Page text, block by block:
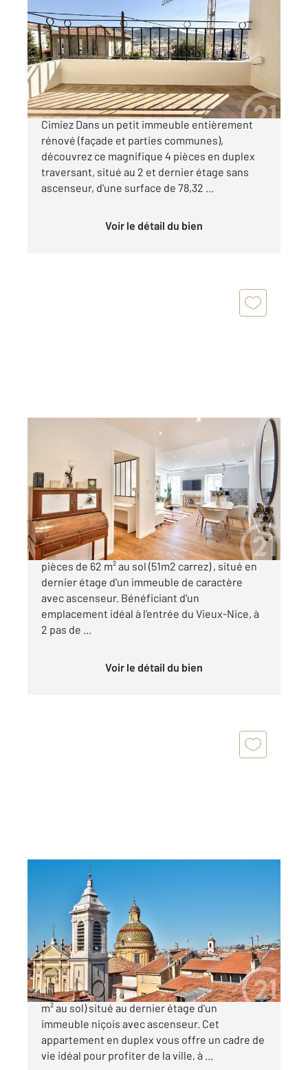
, 4 pièces
Ref : 2255
Appartement Duplex à vendre
495 000 €
Nice Bas Cimiez / Avenue des Arènes de
Cimiez Dans un petit immeuble entièrement
rénové (façade et parties communes),
découvrez ce magnifique 4 pièces en duplex
traversant, situé au 2 et dernier étage sans
ascenseur, d'une surface de 78,32 ...
Voir le détail du bien
, 2 pièces
Ref : 2194
Appartement F2 à vendre
440 000 €
NICE - QUAI DES ETATS UNIS : Appartement 2
pièces de 62 m² au sol (51m2 carrez) , situé en
dernier étage d'un immeuble de caractère
avec ascenseur. Bénéficiant d'un
emplacement idéal à l'entrée du Vieux-Nice, à
2 pas de ...
Voir le détail du bien
, 3 pièces
Ref : 2088
Appartement Duplex à vendre
349 000 €
VIEUX NICE - 3 pièces de 57 m² Loi Carrez (73
m² au sol) situé au dernier étage d'un
immeuble niçois avec ascenseur. Cet
appartement en duplex vous offre un cadre de
vie idéal pour profiter de la ville, à ...